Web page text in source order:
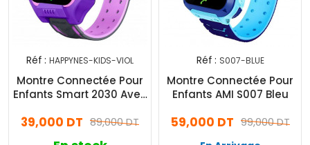
Réf : HAPPYNES-KIDS-VIOL
Montre Connectée Pour
Enfants Smart 2030 Avec
89,000 DT
39,000 DT
Réf : S007-BLUE
Montre Connectée Pour
Enfants AMI S007 Bleu
99,000 DT
59,000 DT